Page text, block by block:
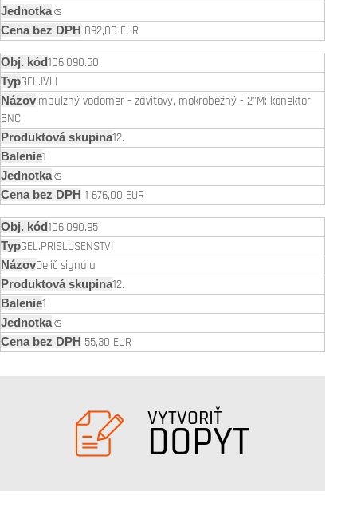
ks
892,00 EUR
106.090.50
GEL.IVLI
Impulzný vodomer - závitový, mokrobežný - 2"M; konektor
BNC
12.
1
ks
1 676,00 EUR
106.090.95
GEL.PRISLUSENSTVI
Delič signálu
12.
1
ks
55,30 EUR
VYTVORIŤ
DOPYT